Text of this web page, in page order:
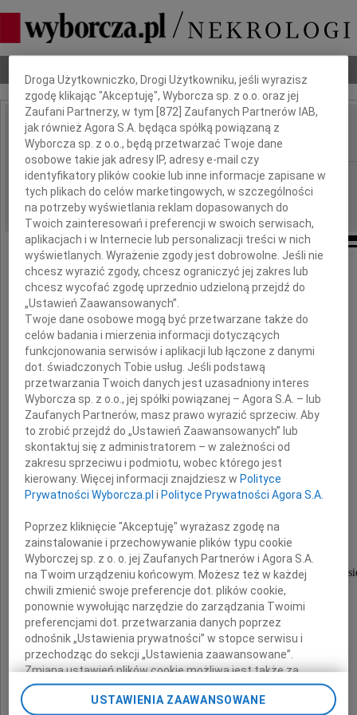
IMIĘ I NAZWISKO: Andrzej Romanek
REGION: Kielce
DATA EMISJI: 03.07.2025
1 lipca 2025 r., w wieku 75 lat
odszedł od nas
Andrzej Romanek
Nabożeństwo żałobne w Jego intencji odbędzie
7 lipca 2025 r. o godz. 12:00
w Kościele Św. Maksymiliana Kolbego
w Kielcach przy ulicy Radostowej 4,
Dbamy o Twoją prywatność
Droga Użytkowniczko, Drogi Użytkowniku, jeśli wyrazisz
zgodę klikając "Akceptuję", Wyborcza sp. z o.o. oraz jej
Zaufani Partnerzy, w tym [872 ] Zaufanych Partnerów IAB,
jak również Agora S.A. będąca spółką powiązaną z
Wyborcza sp. z o.o., będą przetwarzać Twoje dane
osobowe takie jak adresy IP, adresy e-mail czy
identyfikatory plików cookie lub inne informacje zapisane w
tych plikach do celów marketingowych, w szczególności
na potrzeby wyświetlania reklam dopasowanych do
Twoich zainteresowań i preferencji w swoich serwisach,
aplikacjach i w Internecie lub personalizacji treści w nich
wyświetlanych. Wyrażenie zgody jest dobrowolne. Jeśli nie
chcesz wyrazić zgody, chcesz ograniczyć jej zakres lub
chcesz wycofać zgodę uprzednio udzieloną przejdź do
„Ustawień Zaawansowanych”.
Twoje dane osobowe mogą być przetwarzane także do
celów badania i mierzenia informacji dotyczących
funkcjonowania serwisów i aplikacji lub łączone z danymi
dot. świadczonych Tobie usług. Jeśli podstawą
przetwarzania Twoich danych jest uzasadniony interes
Wyborcza sp. z o.o., jej spółki powiązanej – Agora S.A. – lub
Zaufanych Partnerów, masz prawo wyrazić sprzeciw. Aby
to zrobić przejdź do „Ustawień Zaawansowanych” lub
skontaktuj się z administratorem – w zależności od
zakresu sprzeciwu i podmiotu, wobec którego jest
kierowany. Więcej informacji znajdziesz w Polityce
Prywatności Wyborcza.pl i Polityce Prywatności Agora S.A.
Poprzez kliknięcie "Akceptuję" wyrażasz zgodę na
zainstalowanie i przechowywanie plików typu cookie
Wyborczej sp. z o. o. jej Zaufanych Partnerów i Agora S.A.
na Twoim urządzeniu końcowym. Możesz też w każdej
chwili zmienić swoje preferencje dot. plików cookie,
ponownie wywołując narzędzie do zarządzania Twoimi
preferencjami dot. przetwarzania danych poprzez
odnośnik „Ustawienia prywatności” w stopce serwisu i
przechodząc do sekcji „Ustawienia zaawansowane”.
Zmiana ustawień plików cookie możliwa jest także za
pomocą ustawień przeglądarki.
USTAWIENIA ZAAWANSOWANE